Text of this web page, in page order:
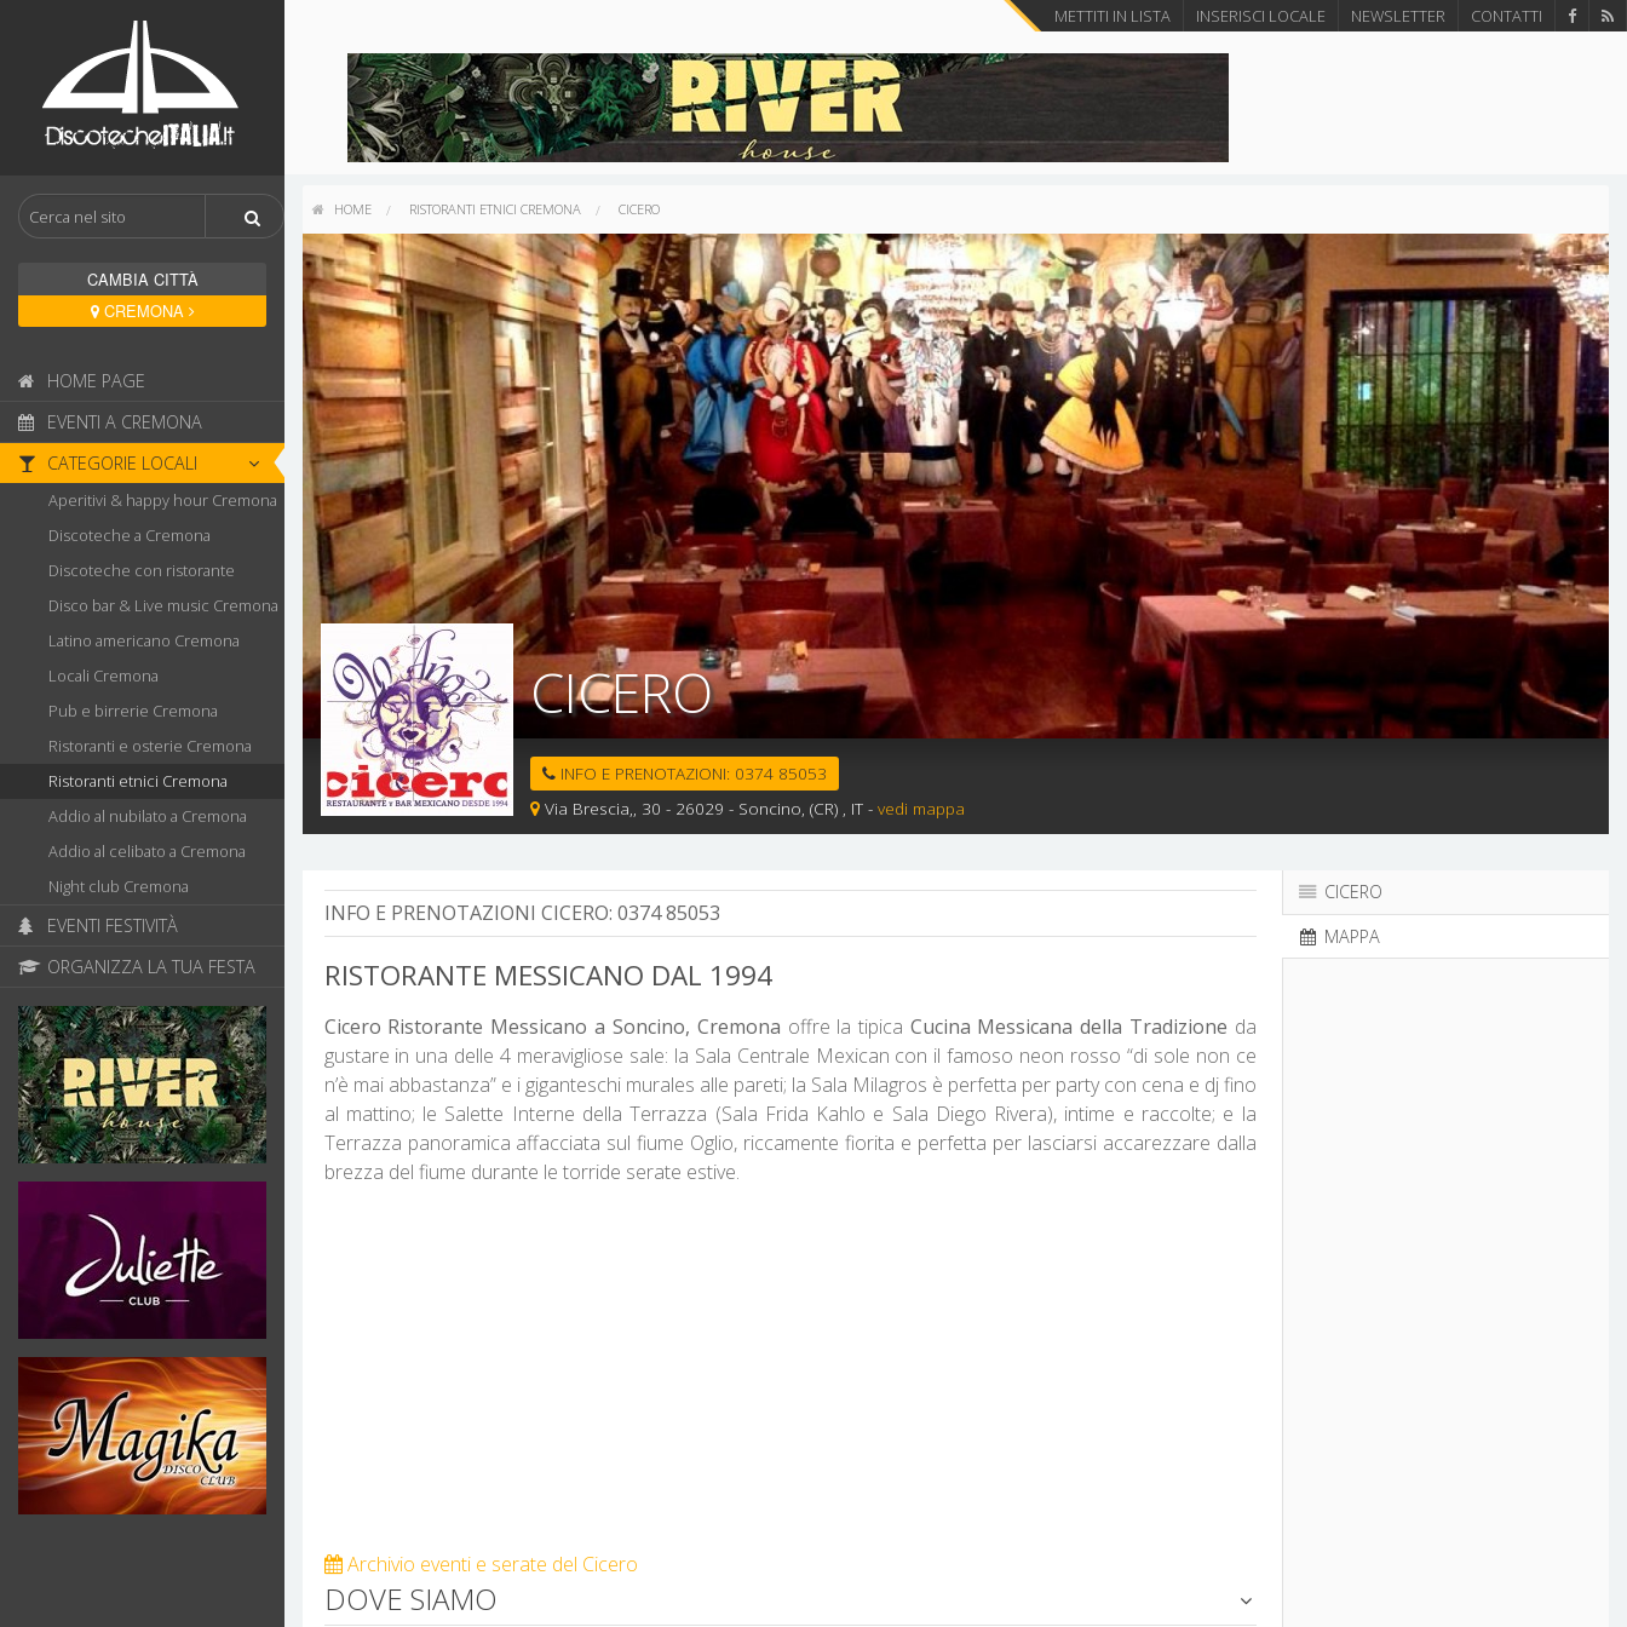
CAMBIA CITTÀ
CREMONA
HOME PAGE
EVENTI A CREMONA
CATEGORIE LOCALI
Aperitivi & happy hour Cremona
Discoteche a Cremona
Discoteche con ristorante
Disco bar & Live music Cremona
Latino americano Cremona
Locali Cremona
Pub e birrerie Cremona
Ristoranti e osterie Cremona
Ristoranti etnici Cremona
Addio al nubilato a Cremona
Addio al celibato a Cremona
Night club Cremona
EVENTI FESTIVITÀ
ORGANIZZA LA TUA FESTA
METTITI IN LISTA INSERISCI LOCALE NEWSLETTER CONTATTI
HOME RISTORANTI ETNICI CREMONA CICERO
CICERO
INFO E PRENOTAZIONI: 0374 85053
Via Brescia,, 30 - 26029 - Soncino, (CR) , IT - vedi mappa
INFO E PRENOTAZIONI CICERO: 0374 85053
RISTORANTE MESSICANO DAL 1994
Cicero Ristorante Messicano a Soncino, Cremona offre la tipica Cucina Messicana della Tradizione da
gustare in una delle 4 meravigliose sale: la Sala Centrale Mexican con il famoso neon rosso “di sole non ce
n’è mai abbastanza” e i giganteschi murales alle pareti; la Sala Milagros è perfetta per party con cena e dj fino
al mattino; le Salette Interne della Terrazza (Sala Frida Kahlo e Sala Diego Rivera), intime e raccolte; e la
Terrazza panoramica affacciata sul fiume Oglio, riccamente fiorita e perfetta per lasciarsi accarezzare dalla
brezza del fiume durante le torride serate estive.
Archivio eventi e serate del Cicero
DOVE SIAMO
CICERO
MAPPA